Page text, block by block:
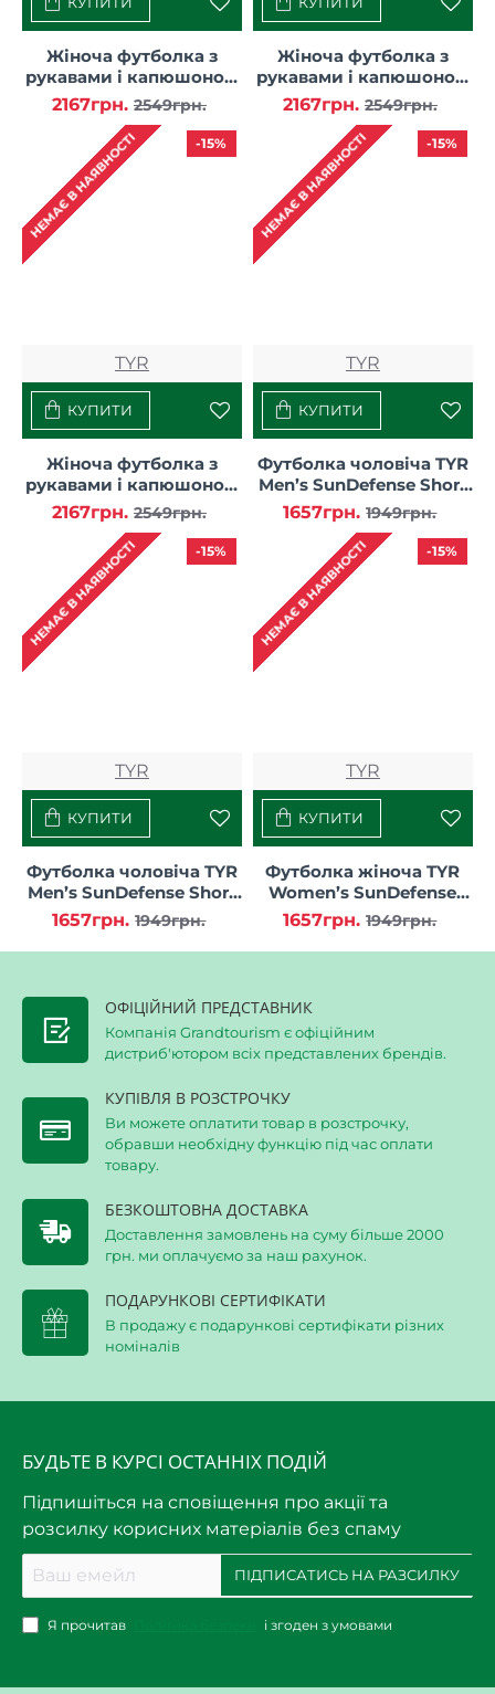
Жіноча футболка з
рукавами і капюшоном
TYR Women’s
SunDefense Hooded
Shirt
2167грн. 2549грн.
Жіноча футболка з
рукавами і капюшоном
TYR Women’s
SunDefense Hooded
Shirt
2167грн. 2549грн.
-15%
НЕМАЄ В НАЯВНОСТІ
TYR
Жіноча футболка з
рукавами і капюшоном
TYR Women’s
SunDefense Hooded
Shirt
2167грн. 2549грн.
КУПИТИ
-15%
НЕМАЄ В НАЯВНОСТІ
TYR
Футболка чоловіча TYR
Men’s SunDefense Short
Sleeve Shirt
1657грн. 1949грн.
КУПИТИ
-15%
НЕМАЄ В НАЯВНОСТІ
TYR
Футболка чоловіча TYR
Men’s SunDefense Short
Sleeve Shirt
1657грн. 1949грн.
КУПИТИ
-15%
НЕМАЄ В НАЯВНОСТІ
TYR
Футболка жіноча TYR
Women’s SunDefense
Short Sleeve Shirt
1657грн. 1949грн.
КУПИТИ
ОФІЦІЙНИЙ ПРЕДСТАВНИК
Компанія Grandtourism є офіційним
дистриб'ютором всіх представлених брендів.
КУПІВЛЯ В РОЗСТРОЧКУ
Ви можете оплатити товар в розстрочку,
обравши необхідну функцію під час оплати
товару.
БЕЗКОШТОВНА ДОСТАВКА
Доставлення замовлень на суму більше 2000
грн. ми оплачуємо за наш рахунок.
ПОДАРУНКОВІ СЕРТИФІКАТИ
В продажу є подарункові сертифікати різних
номіналів
БУДЬТЕ В КУРСІ ОСТАННІХ ПОДІЙ
Підпишіться на сповіщення про акції та
розсилку корисних матеріалів без спаму
емейл
ПІДПИСАТИСЬ НА РАЗСИЛКУ
Я прочитав і згоден з умовами